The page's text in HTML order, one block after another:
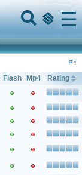
Menu
Flash Mp4
Rating